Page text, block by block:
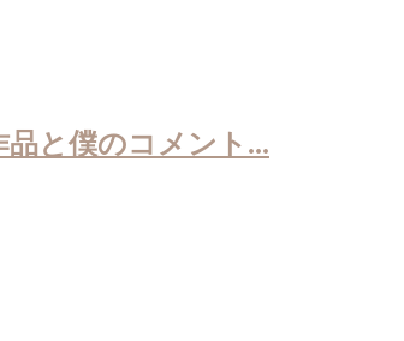
品と僕のコメント...